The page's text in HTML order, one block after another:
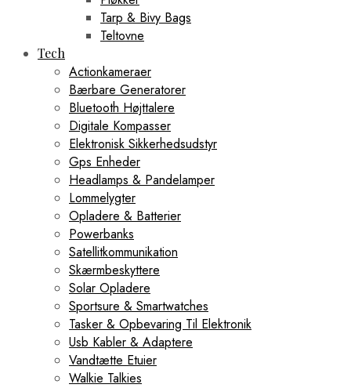
Tarp & Bivy Bags
Teltovne
Tech
Actionkameraer
Bærbare Generatorer
Bluetooth Højttalere
Digitale Kompasser
Elektronisk Sikkerhedsudstyr
Gps Enheder
Headlamps & Pandelamper
Lommelygter
Opladere & Batterier
Powerbanks
Satellitkommunikation
Skærmbeskyttere
Solar Opladere
Sportsure & Smartwatches
Tasker & Opbevaring Til Elektronik
Usb Kabler & Adaptere
Vandtætte Etuier
Walkie Talkies